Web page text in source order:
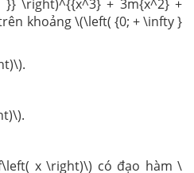
\right)^{{x^3} + 3m{x^2} +
khoảng \(\left( {0; + \infty }
x \right)\) có đạo hàm \